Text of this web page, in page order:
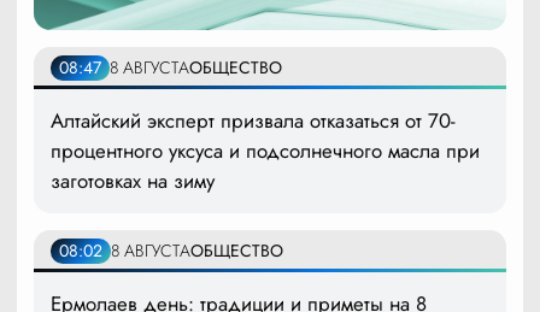
08:47 8 АВГУСТАОБЩЕСТВО
Алтайский эксперт призвала отказаться от 70-
процентного уксуса и подсолнечного масла при
заготовках на зиму
08:02 8 АВГУСТАОБЩЕСТВО
Ермолаев день: традиции и приметы на 8